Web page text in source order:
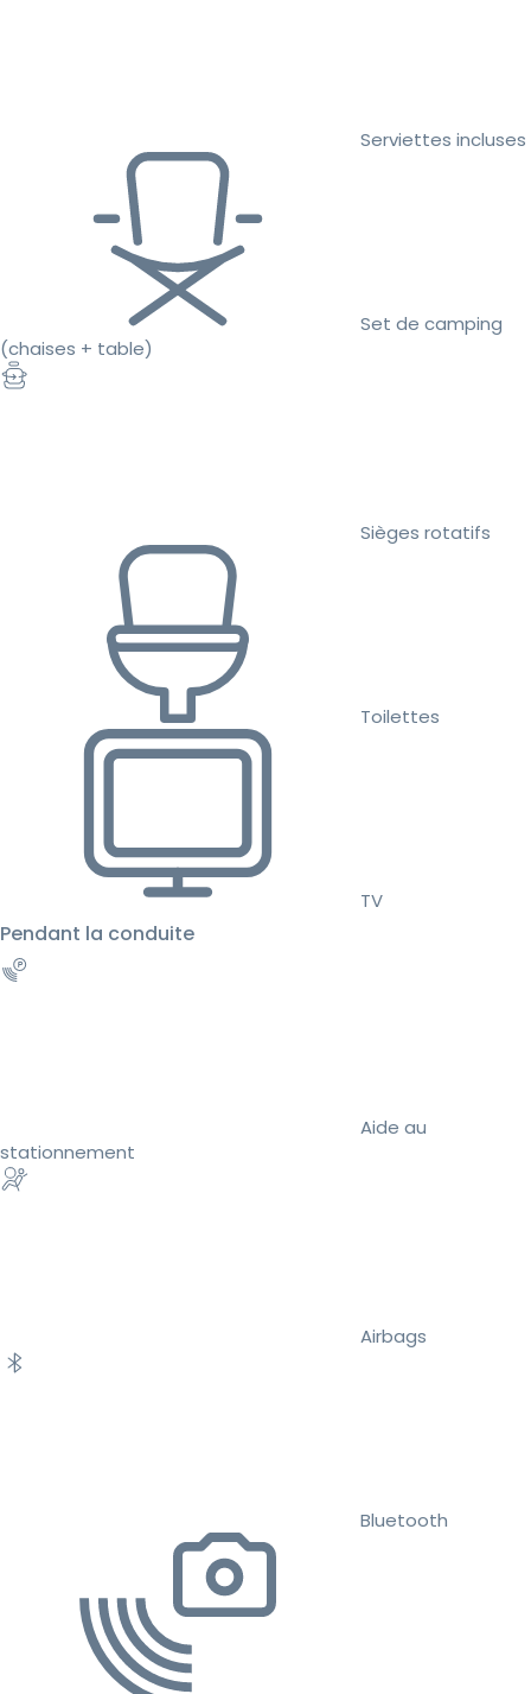
Serviettes incluses
Set de camping
(chaises + table)
Sièges rotatifs
Toilettes
TV
Pendant la conduite
Aide au
stationnement
Airbags
Bluetooth